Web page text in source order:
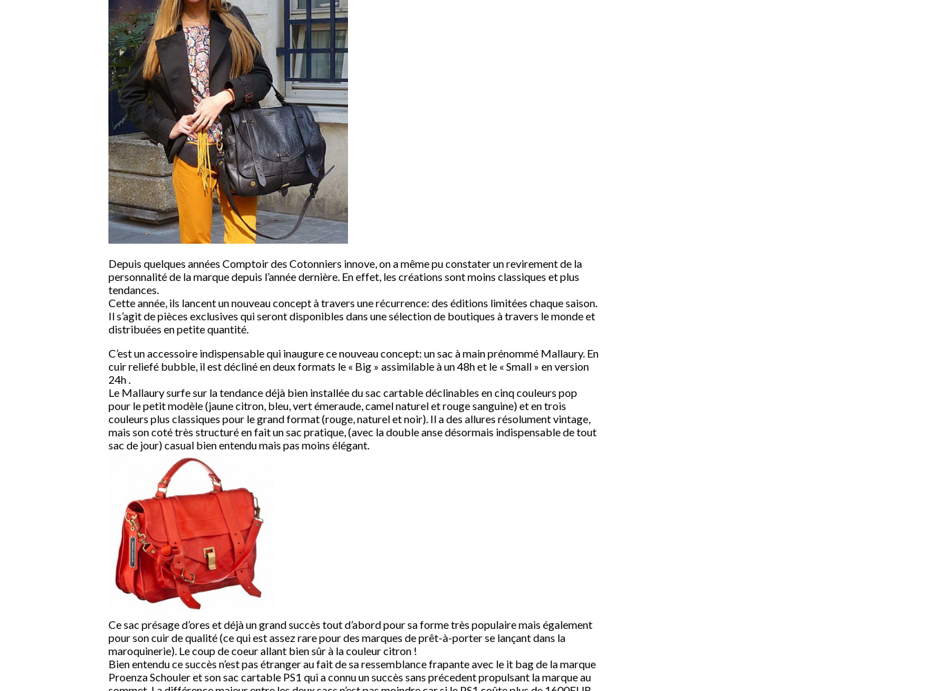
Depuis quelques années Comptoir des Cotonniers innove, on a même pu constater un revirement de la
personnalité de la marque depuis l’année dernière. En effet, les créations sont moins classiques et plus
tendances.
Cette année, ils lancent un nouveau concept à travers une récurrence: des éditions limitées chaque saison.
Il s’agit de pièces exclusives qui seront disponibles dans une sélection de boutiques à travers le monde et
distribuées en petite quantité.
C’est un accessoire indispensable qui inaugure ce nouveau concept: un sac à main prénommé Mallaury. En
cuir reliefé bubble, il est décliné en deux formats le « Big » assimilable à un 48h et le « Small » en version
24h .
Le Mallaury surfe sur la tendance déjà bien installée du sac cartable déclinables en cinq couleurs pop
pour le petit modèle (jaune citron, bleu, vert émeraude, camel naturel et rouge sanguine) et en trois
couleurs plus classiques pour le grand format (rouge, naturel et noir). Il a des allures résolument vintage,
mais son coté très structuré en fait un sac pratique, (avec la double anse désormais indispensable de tout
sac de jour) casual bien entendu mais pas moins élégant.
Ce sac présage d’ores et déjà un grand succès tout d’abord pour sa forme très populaire mais également
pour son cuir de qualité (ce qui est assez rare pour des marques de prêt-à-porter se lançant dans la
maroquinerie). Le coup de coeur allant bien sûr à la couleur citron !
Bien entendu ce succès n’est pas étranger au fait de sa ressemblance frapante avec le it bag de la marque
Proenza Schouler et son sac cartable PS1 qui a connu un succès sans précedent propulsant la marque au